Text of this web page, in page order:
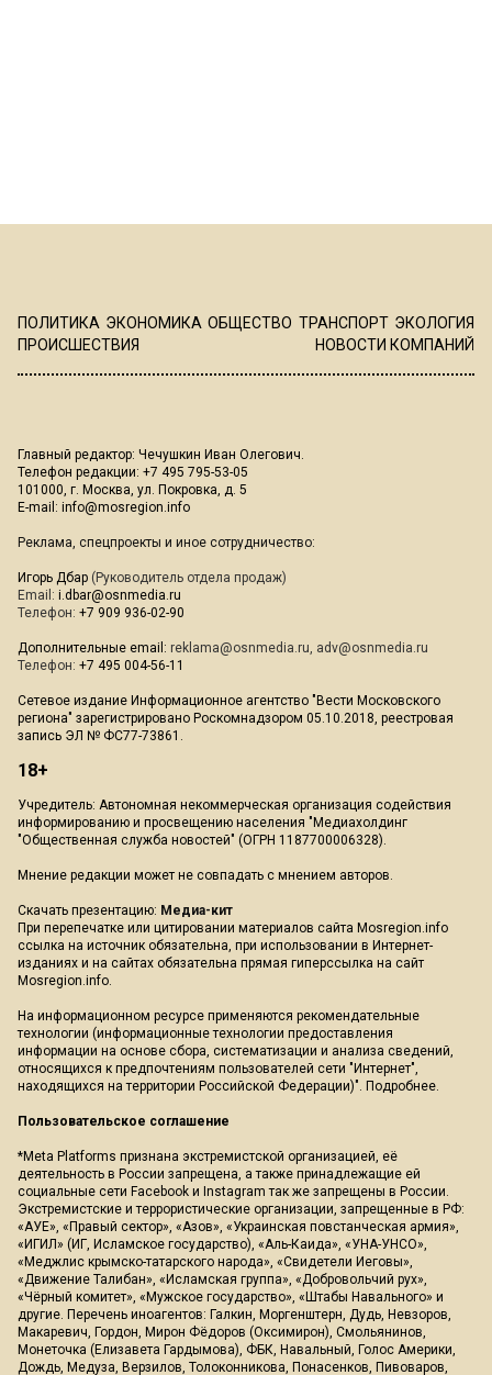
ПОЛИТИКА ЭКОНОМИКА ОБЩЕСТВО ТРАНСПОРТ ЭКОЛОГИЯ
ПРОИСШЕСТВИЯ
НОВОСТИ КОМПАНИЙ
Главный редактор: Чечушкин Иван Олегович.
Телефон редакции: +7 495 795-53-05
101000, г. Москва, ул. Покровка, д. 5
E-mail: info@mosregion.info
Реклама, спецпроекты и иное сотрудничество:
Игорь Дбар (Руководитель отдела продаж)
Email: i.dbar@osnmedia.ru
Телефон: +7 909 936-02-90
Дополнительные email: reklama@osnmedia.ru, adv@osnmedia.ru
Телефон: +7 495 004-56-11
Сетевое издание Информационное агентство "Вести Московского
региона" зарегистрировано Роскомнадзором 05.10.2018, реестровая
запись ЭЛ № ФС77-73861.
18+
Учредитель: Автономная некоммерческая организация содействия
информированию и просвещению населения "Медиахолдинг
"Общественная служба новостей" (ОГРН 1187700006328).
Мнение редакции может не совпадать с мнением авторов.
Скачать презентацию: Медиа-кит
При перепечатке или цитировании материалов сайта Mosregion.info
ссылка на источник обязательна, при использовании в Интернет-
изданиях и на сайтах обязательна прямая гиперссылка на сайт
Mosregion.info.
На информационном ресурсе применяются рекомендательные
технологии (информационные технологии предоставления
информации на основе сбора, систематизации и анализа сведений,
относящихся к предпочтениям пользователей сети "Интернет",
находящихся на территории Российской Федерации)". Подробнее.
Пользовательское соглашение
*Meta Platforms признана экстремистской организацией, её
деятельность в России запрещена, а также принадлежащие ей
социальные сети Facebook и Instagram так же запрещены в России.
Экстремистские и террористические организации, запрещенные в РФ:
«АУЕ», «Правый сектор», «Азов», «Украинская повстанческая армия»,
«ИГИЛ» (ИГ, Исламское государство), «Аль-Каида», «УНА-УНСО»,
«Меджлис крымско-татарского народа», «Свидетели Иеговы»,
«Движение Талибан», «Исламская группа», «Добровольчий рух»,
«Чёрный комитет», «Мужское государство», «Штабы Навального» и
другие. Перечень иноагентов: Галкин, Моргенштерн, Дудь, Невзоров,
Макаревич, Гордон, Мирон Фёдоров (Оксимирон), Смольянинов,
Монеточка (Елизавета Гардымова), ФБК, Навальный, Голос Америки,
Дождь, Медуза, Верзилов, Толоконникова, Понасенков, Пивоваров,